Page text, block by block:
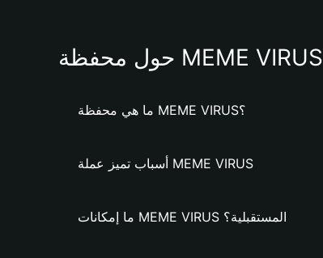
حول محفظة MEME VIRUS
ما هي محفظة MEME VIRUS؟
أسباب تميز عملة MEME VIRUS
ما إمكانات MEME VIRUS المستقبلية؟